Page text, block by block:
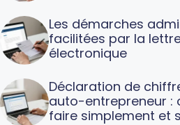
Les démarches
facilitées par la
électronique
Déclaration de
auto-entrepreneur :
faire simplement et